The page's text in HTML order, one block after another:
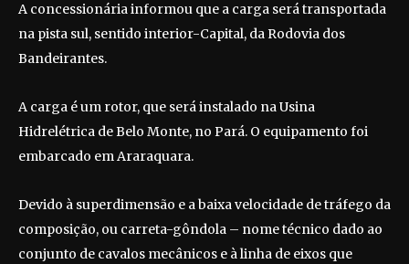
A concessionária informou que a carga será transportada
na pista sul, sentido interior-Capital, da Rodovia dos
Bandeirantes.
A carga é um rotor, que será instalado na Usina
Hidrelétrica de Belo Monte, no Pará. O equipamento foi
embarcado em Araraquara.
Devido à superdimensão e a baixa velocidade de tráfego da
composição, ou carreta-gôndola – nome técnico dado ao
conjunto de cavalos mecânicos e à linha de eixos que